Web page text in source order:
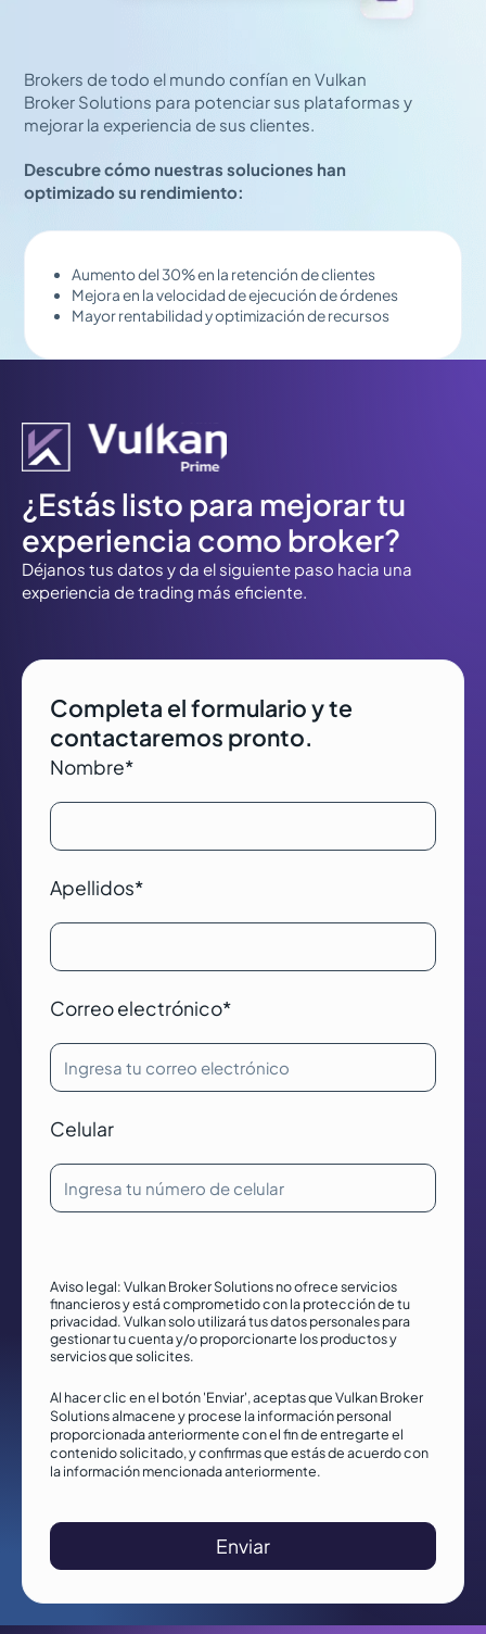
Brokers de todo el mundo confían en Vulkan
Broker Solutions para potenciar sus plataformas y
mejorar la experiencia de sus clientes.
Descubre cómo nuestras soluciones han
optimizado su rendimiento:
Aumento del 30% en la retención de clientes
Mejora en la velocidad de ejecución de órdenes
Mayor rentabilidad y optimización de recursos
¿Estás listo para mejorar tu
experiencia como broker?
Déjanos tus datos y da el siguiente paso hacia una
experiencia de trading más eficiente.
Completa el formulario y te
contactaremos pronto.
Nombre*
Apellidos*
Correo electrónico*
Celular
Aviso legal: Vulkan Broker Solutions no ofrece servicios
financieros y está comprometido con la protección de tu
privacidad. Vulkan solo utilizará tus datos personales para
gestionar tu cuenta y/o proporcionarte los productos y
servicios que solicites.
Al hacer clic en el botón 'Enviar', aceptas que Vulkan Broker
Solutions almacene y procese la información personal
proporcionada anteriormente con el fin de entregarte el
contenido solicitado, y confirmas que estás de acuerdo con
la información mencionada anteriormente.